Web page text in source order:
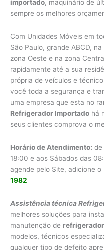
importado, maquinário de
sempre os melhores
Com Unidades Móveis em
São Paulo, grande ABCD,
zona Oeste e na zona
rapidamente até a sua
própria de veículos e
você toda a segurança e
uma empresa que esta no
Refrigerador Importado há
seus clientes comprova o
Horário de Atendimento: de
18:00 e aos Sábados das
agende pelo Site, adicione
1982
Assistência técnica
melhores soluções para
manutenção de
modelos, técnicos
qualquer tipo de defeito